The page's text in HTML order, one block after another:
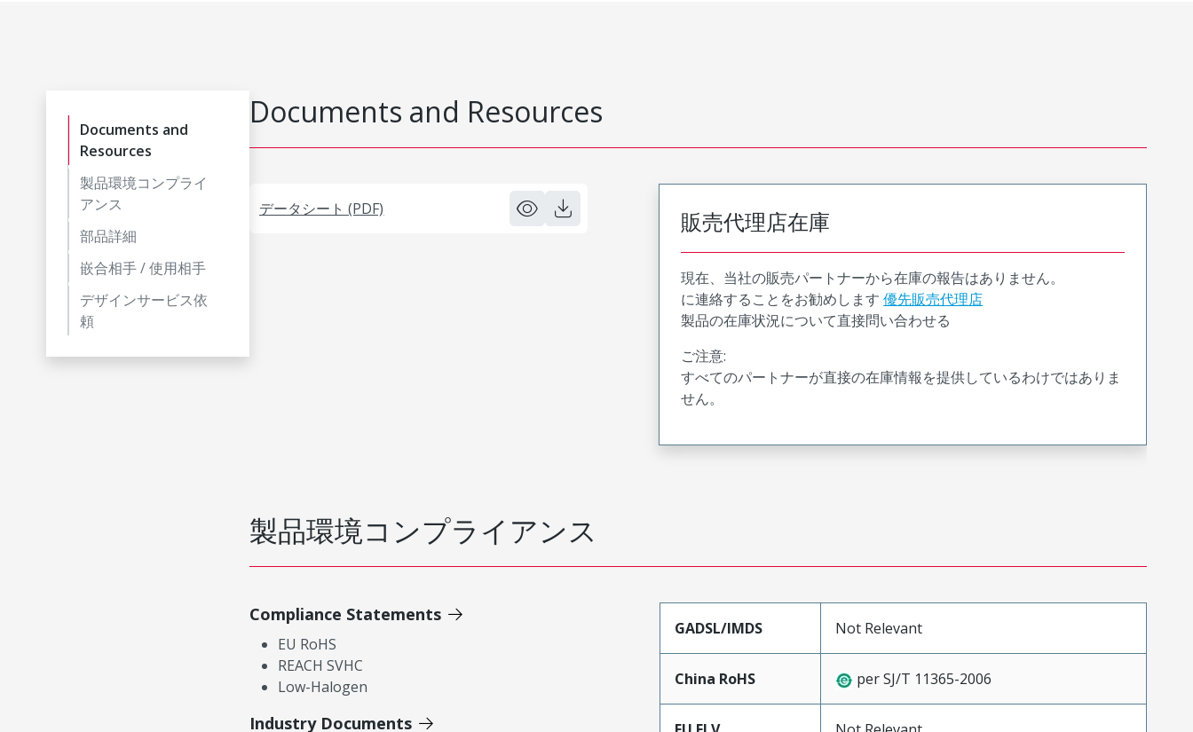
Documents and
Resources
製品環境コンプライ
アンス
部品詳細
嵌合相手 / 使用相手
デザインサービス依
頼
Documents and Resources
データシート (PDF) 販売代理店在庫
現在、当社の販売パートナーから在庫の報告はありません。
に連絡することをお勧めします 優先販売代理店
製品の在庫状況について直接問い合わせる
ご注意:
すべてのパートナーが直接の在庫情報を提供しているわけではありま
せん。
製品環境コンプライアンス
Compliance Statements
EU RoHS
REACH SVHC
Low-Halogen
Industry Documents
GADSL/IMDS Not Relevant
China RoHS per SJ/T 11365-2006